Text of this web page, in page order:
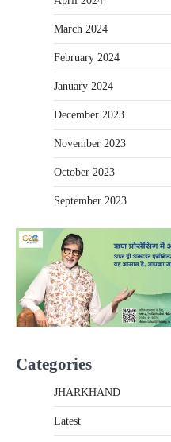
March 2024
February 2024
January 2024
December 2023
November 2023
October 2023
September 2023
Categories
JHARKHAND
Latest